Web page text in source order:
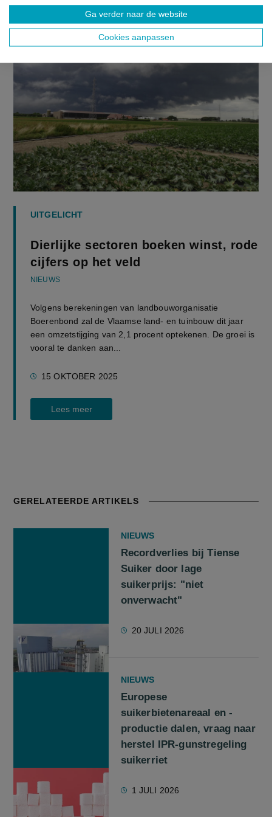
Ga verder naar de website
Cookies aanpassen
moment slecht renderen”.
UITGELICHT
Dierlijke sectoren boeken winst, rode
cijfers op het veld
NIEUWS
Volgens berekeningen van landbouworganisatie
Boerenbond zal de Vlaamse land- en tuinbouw dit jaar
een omzetstijging van 2,1 procent optekenen. De groei is
vooral te danken aan...
15 OKTOBER 2025
Lees meer
GERELATEERDE ARTIKELS
NIEUWS
Recordverlies bij Tiense
Suiker door lage
suikerprijs: "niet
onverwacht"
20 JULI 2026
NIEUWS
Europese
suikerbietenareaal en -
productie dalen, vraag naar
herstel IPR-gunstregeling
suikerriet
1 JULI 2026